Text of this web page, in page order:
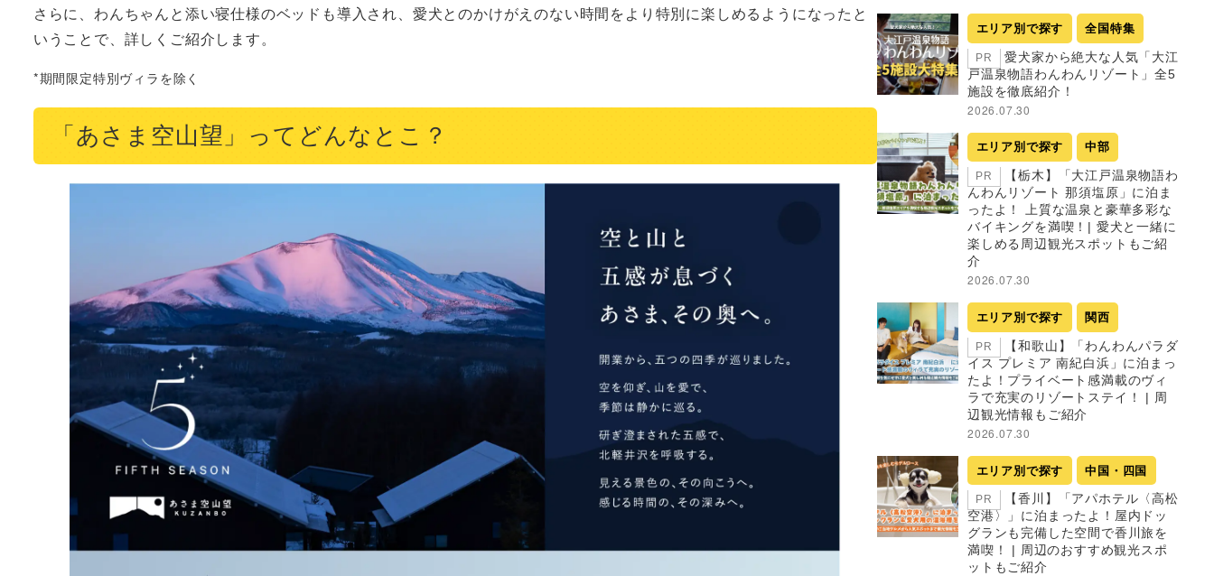
さらに、わんちゃんと添い寝仕様のベッドも導入され、愛犬とのかけがえのない時間をより特別に楽しめるようになったと
いうことで、詳しくご紹介します。
*期間限定特別ヴィラを除く
「あさま空山望」ってどんなとこ？
エリア別で探す 全国特集
PR
愛犬家から絶大な人気「大江
戸温泉物語わんわんリゾート」全5
施設を徹底紹介！
2026.07.30
エリア別で探す 中部
PR
【栃木】「大江戸温泉物語わ
んわんリゾート 那須塩原」に泊ま
ったよ！ 上質な温泉と豪華多彩な
バイキングを満喫！| 愛犬と一緒に
楽しめる周辺観光スポットもご紹
介
2026.07.30
エリア別で探す 関西
PR
【和歌山】「わんわんパラダ
イス プレミア 南紀白浜」に泊まっ
たよ！プライベート感満載のヴィ
ラで充実のリゾートステイ！ | 周
辺観光情報もご紹介
2026.07.30
エリア別で探す 中国・四国
PR
【香川】「アパホテル〈高松
空港〉」に泊まったよ！屋内ドッ
グランも完備した空間で香川旅を
満喫！ | 周辺のおすすめ観光スポ
ットもご紹介